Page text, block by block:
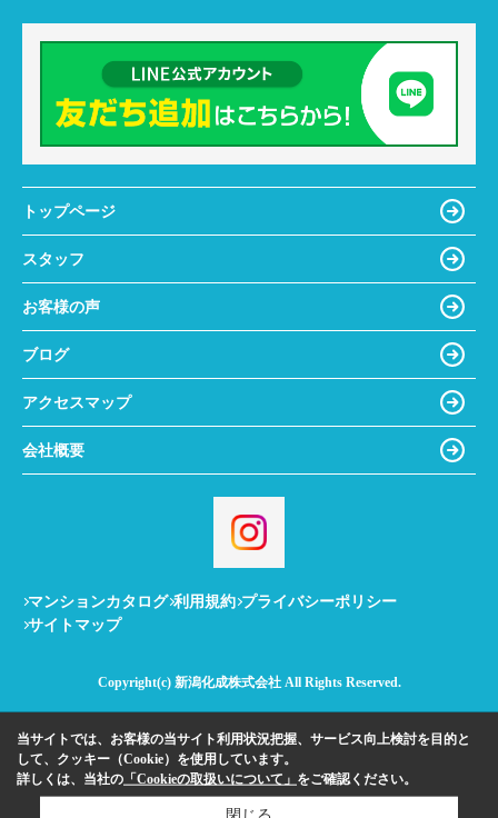
トップページ
スタッフ
お客様の声
ブログ
アクセスマップ
会社概要
マンションカタログ 利用規約 プライバシーポリシー
サイトマップ
Copyright(c) 新潟化成株式会社 All Rights Reserved.
当サイトでは、お客様の当サイト利用状況把握、サービス向上検討を目的と
して、クッキー（Cookie）を使用しています。
詳しくは、当社の 「Cookieの取扱いについて」 をご確認ください。
閉じる